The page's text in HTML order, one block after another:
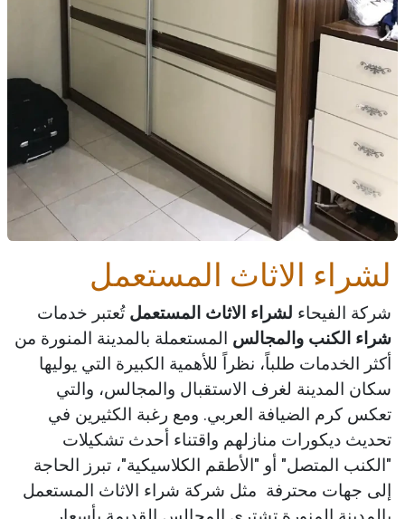
لشراء الاثاث المستعمل
شركة الفيحاء لشراء الاثاث المستعملتُعتبر خدمات
شراء الكنب والمجالس المستعملة بالمدينة المنورة من
أكثر الخدمات طلباً، نظراً للأهمية الكبيرة التي يوليها
سكان المدينة لغرف الاستقبال والمجالس، والتي
تعكس كرم الضيافة العربي. ومع رغبة الكثيرين في
تحديث ديكورات منازلهم واقتناء أحدث تشكيلات
"الكنب المتصل" أو "الأطقم الكلاسيكية"، تبرز الحاجة
إلى جهات محترفة مثل شركة شراء الاثاث المستعمل